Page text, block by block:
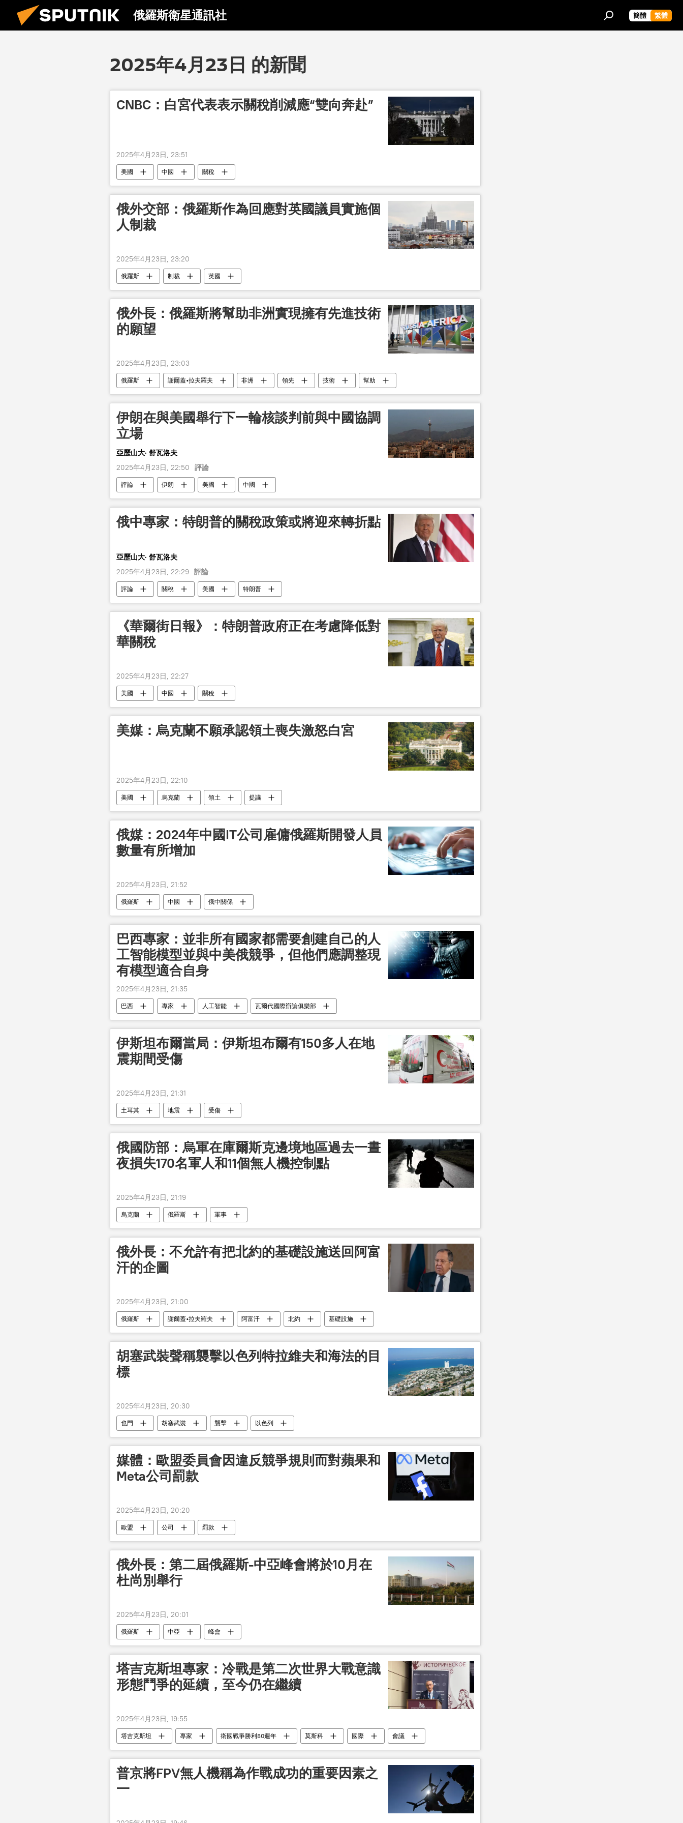
俄羅斯衛星通訊社 簡體 繁體
2025年4月23日 的新聞
CNBC：白宮代表表示關稅削減應“雙向奔赴”
2025年4月23日, 23:51
美國 中國 關稅
俄外交部：俄羅斯作為回應對英國議員實施個
人制裁
2025年4月23日, 23:20
俄羅斯 制裁 英國
俄外長：俄羅斯將幫助非洲實現擁有先進技術
的願望
2025年4月23日, 23:03
俄羅斯 謝爾蓋•拉夫羅夫 非洲 領先 技術 幫助
伊朗在與美國舉行下一輪核談判前與中國協調
立場
亞歷山大· 舒瓦洛夫
2025年4月23日, 22:50
評論
評論 伊朗 美國 中國
俄中專家：特朗普的關稅政策或將迎來轉折點
亞歷山大· 舒瓦洛夫
2025年4月23日, 22:29 評論
評論 關稅 美國 特朗普
《華爾街日報》：特朗普政府正在考慮降低對
華關稅
2025年4月23日, 22:27
美國 中國 關稅
美媒：烏克蘭不願承認領土喪失激怒白宮
2025年4月23日, 22:10
美國 烏克蘭 領土 提議
俄媒：2024年中國IT公司雇傭俄羅斯開發人員
數量有所增加
2025年4月23日, 21:52
俄羅斯 中國 俄中關係
巴西專家：並非所有國家都需要創建自己的人
工智能模型並與中美俄競爭，但他們應調整現
有模型適合自身
2025年4月23日, 21:35
巴西 專家 人工智能 瓦爾代國際辯論俱樂部
伊斯坦布爾當局：伊斯坦布爾有150多人在地
震期間受傷
2025年4月23日, 21:31
土耳其 地震 受傷
俄國防部：烏軍在庫爾斯克邊境地區過去一晝
夜損失170名軍人和11個無人機控制點
2025年4月23日, 21:19
烏克蘭 俄羅斯 軍事
俄外長：不允許有把北約的基礎設施送回阿富
汗的企圖
2025年4月23日, 21:00
俄羅斯 謝爾蓋•拉夫羅夫 阿富汗 北約 基礎設施
胡塞武裝聲稱襲擊以色列特拉維夫和海法的目
標
2025年4月23日, 20:30
也門 胡塞武裝 襲擊 以色列
媒體：歐盟委員會因違反競爭規則而對蘋果和
Meta公司罰款
2025年4月23日, 20:20
歐盟 公司 罰款
俄外長：第二屆俄羅斯-中亞峰會將於10月在
杜尚別舉行
2025年4月23日, 20:01
俄羅斯 中亞 峰會
塔吉克斯坦專家：冷戰是第二次世界大戰意識
形態鬥爭的延續，至今仍在繼續
2025年4月23日, 19:55
塔吉克斯坦 專家 衛國戰爭勝利80週年 莫斯科 國際 會議
普京將FPV無人機稱為作戰成功的重要因素之
一